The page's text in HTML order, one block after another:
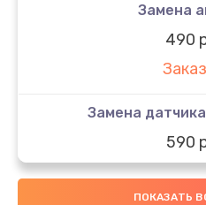
Замена
490
Замена
590
ПОКАЗАТЬ